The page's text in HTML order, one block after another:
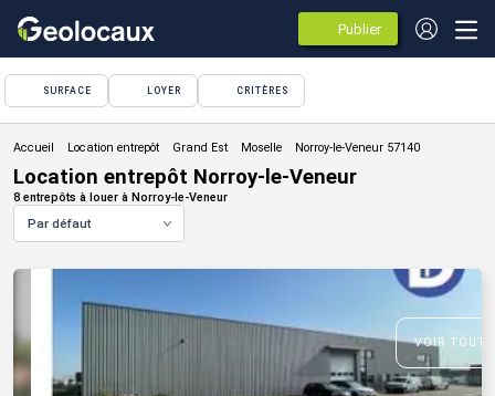
Publier
des
annonces
SURFACE LOYER CRITÈRES
Location entrepôt
Location entrepôt Norroy-le-Veneur
8 entrepôts à louer à Norroy-le-Veneur
Par défaut
VOIR